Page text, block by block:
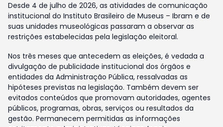
Desde 4 de julho de 2026, as atividades de comunicação
institucional do Instituto Brasileiro de Museus – Ibram e de
suas unidades museológicas passaram a observar as
restrições estabelecidas pela legislação eleitoral.
Nos três meses que antecedem as eleições, é vedada a
divulgação de publicidade institucional dos órgãos e
entidades da Administração Pública, ressalvadas as
hipóteses previstas na legislação. Também devem ser
evitados conteúdos que promovam autoridades, agentes
públicos, programas, obras, serviços ou resultados da
gestão. Permanecem permitidas as informações